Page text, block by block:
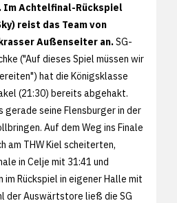
Im Achtelfinal-Rückspiel
reist das Team von
Außenseiter an.SG-
("Auf dieses Spiel müssen wir
hat die Königsklasse
(21:30) bereits abgehakt.
gerade seine Flensburger in der
Auf dem Weg ins Finale
am THW Kiel scheiterten,
in Celje mit 31:41 und
Rückspiel in eigener Halle mit
der Auswärtstore ließ die SG